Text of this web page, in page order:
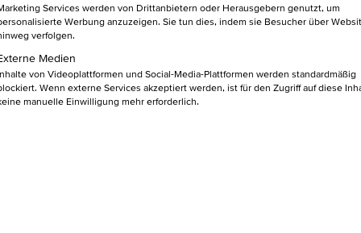
Services werden von Drittanbietern oder Herausgebern genutzt, um
Werbung anzuzeigen. Sie tun dies, indem sie Besucher über
verfolgen.
Medien
von Videoplattformen und Social-Media-Plattformen werden standardmäßig
Wenn externe Services akzeptiert werden, ist für den Zugriff auf diese
manuelle Einwilligung mehr erforderlich.